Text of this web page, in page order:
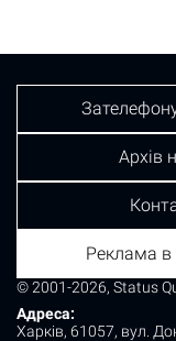
© 2001-2026, Status
Адреса:
Харків, 61057, вул.
Архів
Реклама в